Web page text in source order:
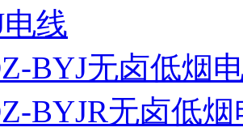
线
BYJ无卤低烟
BYJR无卤低烟